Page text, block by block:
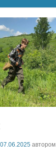
07.06.2025 автором